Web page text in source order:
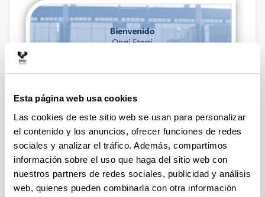
Esta página web usa cookies
Las cookies de este sitio web se usan para personalizar
el contenido y los anuncios, ofrecer funciones de redes
sociales y analizar el tráfico. Además, compartimos
información sobre el uso que haga del sitio web con
nuestros partners de redes sociales, publicidad y análisis
web, quienes pueden combinarla con otra información
Noticias